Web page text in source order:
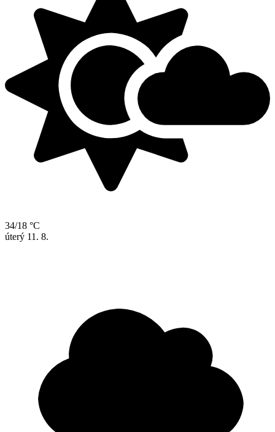
34/18 °C
úterý 11. 8.